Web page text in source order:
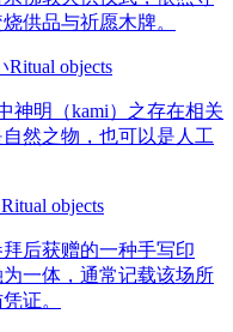
供品与祈愿木牌。
Ritual objects
神明（kami）之存在相关
然之物，也可以是人工
Ritual objects
后获赠的一种手写印
一体，通常记载该场所
证。